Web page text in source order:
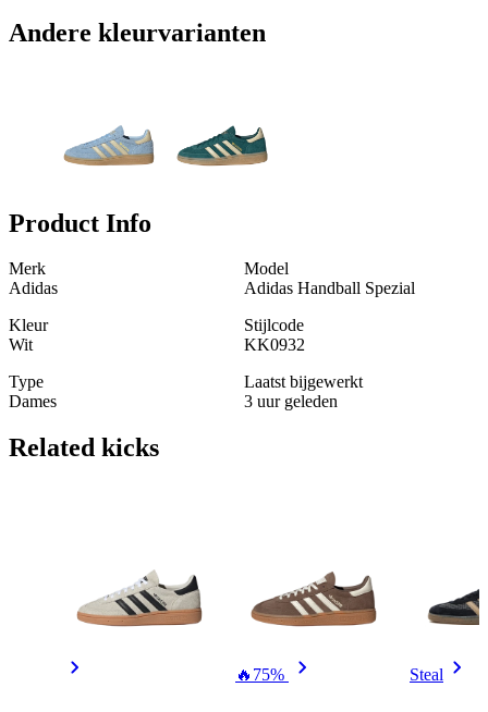
Andere kleurvarianten
Product Info
Merk
Adidas
Model
Adidas Handball Spezial
Kleur
Wit
Stijlcode
KK0932
Type
Dames
Laatst bijgewerkt
3 uur geleden
Related kicks
🔥 75% Steal